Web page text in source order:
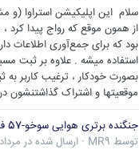
سلام این اپلیکیشن استراوا (و
از همون موقع که رواج پیدا
بود که برای جمع‌آوری اطلاعات
استفاده میشه . علاوه بر ثبت
بصورت خودکار ، ترغیب کاربر به
موقعیتها و اشتراک‌ گذاشتنشون
توسط MR9
· ارسال شده در مرداد 5